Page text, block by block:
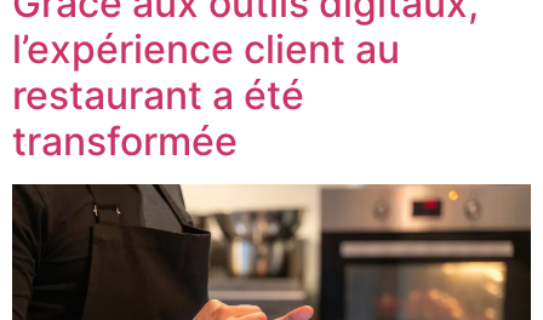
l’expérience client au
restaurant a été
transformée